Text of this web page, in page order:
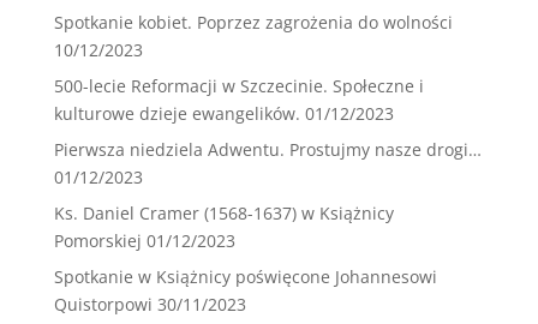
Spotkanie kobiet. Poprzez zagrożenia do wolności
10/12/2023
500-lecie Reformacji w Szczecinie. Społeczne i
kulturowe dzieje ewangelików. 01/12/2023
Pierwsza niedziela Adwentu. Prostujmy nasze drogi…
01/12/2023
Ks. Daniel Cramer (1568-1637) w Książnicy
Pomorskiej 01/12/2023
Spotkanie w Książnicy poświęcone Johannesowi
Quistorpowi 30/11/2023